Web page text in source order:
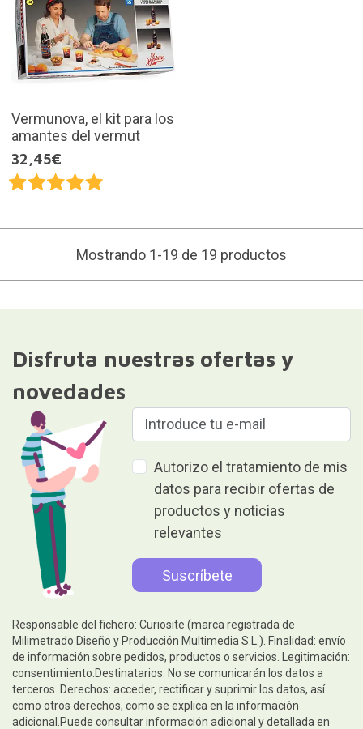
Vermunova, el kit para los
amantes del vermut
32,45€
Mostrando 1-19 de 19 productos
Disfruta nuestras ofertas y
novedades
Autorizo el tratamiento de mis
datos para recibir ofertas de
productos y noticias
relevantes
Responsable del fichero: Curiosite (marca registrada de
Milimetrado Diseño y Producción Multimedia S.L.). Finalidad: envío
de información sobre pedidos, productos o servicios. Legitimación:
consentimiento.Destinatarios: No se comunicarán los datos a
terceros. Derechos: acceder, rectificar y suprimir los datos, así
como otros derechos, como se explica en la información
adicional.Puede consultar información adicional y detallada en